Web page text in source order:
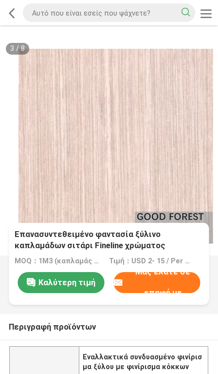
3 /8
Επανασυντεθειμένο φαντασία ξύλινο
καπλαμάδων σιτάρι Fineline χρώματος
μαργαριταριών δρύινο ρόδινο
MOQ：1M3 (καπλαμάς =2000 τετρ.μέτρο 0.5mm) Τιμή：USD 2- 15 / Per Square Meter (M2)
Καλύτερη τιμή
Μας ελάτε σε
επαφή με
Περιγραφή προϊόντων
Εναλλακτικά συνδυασμένο φινίρισ
μα ξύλου με φινίρισμα κόκκων